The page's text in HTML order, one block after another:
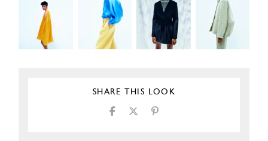
SHARE THIS LOOK